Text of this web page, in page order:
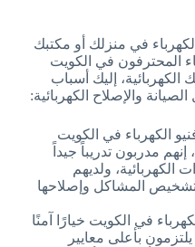
في منزلك أو مكتبك
المحترفون في الكويت
إليك أسباب
والإصلاح الكهربائية:
الكهرباء في الكويت
مدربون تدريباً جيداً
الكهربائية، ولديهم
لتشخيص المشاكل وإصلاحها
في الكويت خيارًا آمنًا
بأعلى معايير